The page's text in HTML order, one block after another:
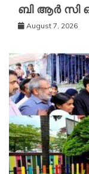
ബി ആർ സി
August 7, 2026